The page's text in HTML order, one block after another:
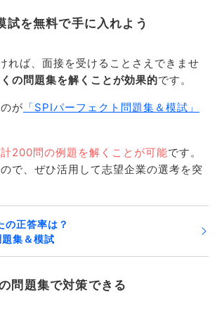
試を無料で手に入れよう
れば、面接を受けることさえできませ
の問題集を解くことが効果的です。
が 「SPIパーフェクト問題集＆模試」
計200問の例題を解くことが可能です。
で、ぜひ活用して志望企業の選考を突
正答率は？
集＆模試
問題集で対策できる